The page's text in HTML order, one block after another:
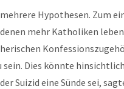
Hypothesen. Zum
mehr Katholiken
Dies könnte
Suizid eine Sünde sei,